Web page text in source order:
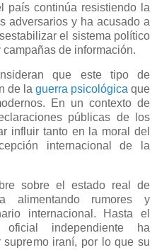
país continúa resistiendo la
adversarios y ha acusado a
el sistema político
de información.
que este tipo de
de la guerra psicológica que
En un contexto de
públicas de los
influir tanto en la moral del
internacional de la
sobre el estado real de
alimentando rumores y
internacional. Hasta el
oficial independiente ha
iraní, por lo que su